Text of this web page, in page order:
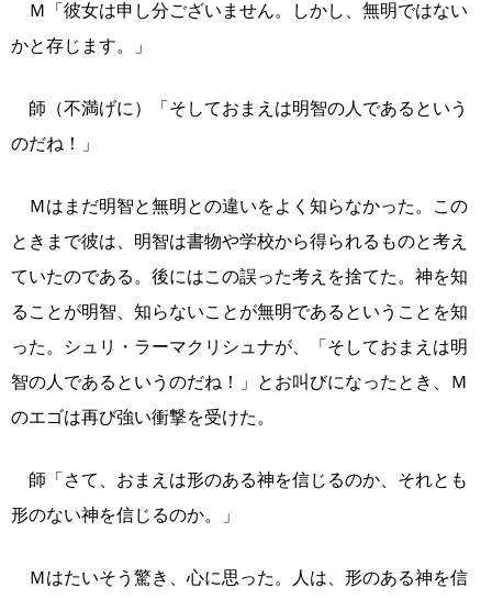
Ｍ「彼女は申し分ございません。しかし、無明ではない
かと存じます。」
師（不満げに）「そしておまえは明智の人であるという
のだね！」
Ｍはまだ明智と無明との違いをよく知らなかった。この
ときまで彼は、明智は書物や学校から得られるものと考え
ていたのである。後にはこの誤った考えを捨てた。神を知
ることが明智、知らないことが無明であるということを知
った。シュリ・ラーマクリシュナが、「そしておまえは明
智の人であるというのだね！」とお叫びになったとき、Ｍ
のエゴは再び強い衝撃を受けた。
師「さて、おまえは形のある神を信じるのか、それとも
形のない神を信じるのか。」
Ｍはたいそう驚き、心に思った。人は、形のある神を信